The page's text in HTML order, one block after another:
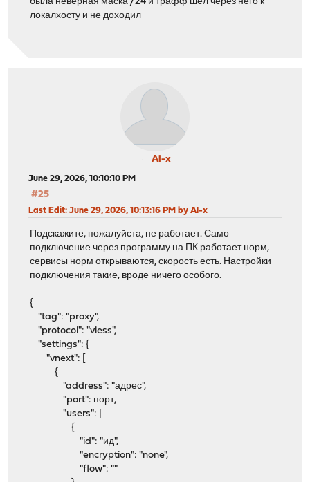
локалхосту и не доходил
Al-x
June 29, 2026, 10:10:10 PM
#25
Last Edit: June 29, 2026, 10:13:16 PM by Al-x
Подскажите, пожалуйста, не работает. Само
подключение через программу на ПК работает норм,
сервисы норм открываются, скорость есть. Настройки
подключения такие, вроде ничего особого.
{
"tag": "proxy",
"protocol": "vless",
"settings": {
"vnext": [
{
"address": "адрес",
"port": порт,
"users": [
{
"id": "ид",
"encryption": "none",
"flow": ""